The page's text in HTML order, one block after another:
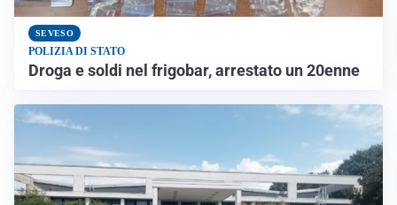
SEVESO
POLIZIA DI STATO
Droga e soldi nel frigobar, arrestato un 20enne